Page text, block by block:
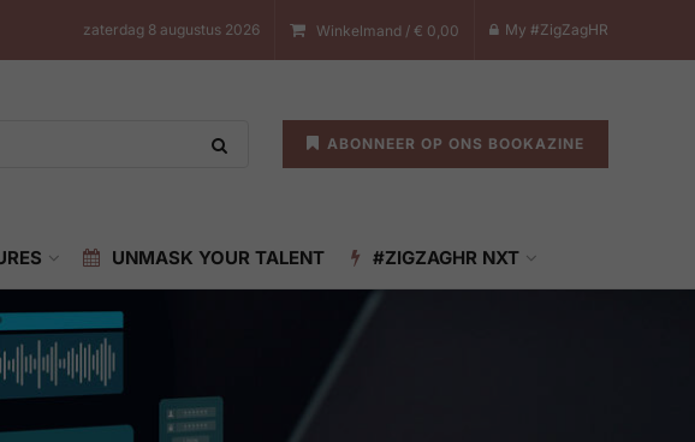
zaterdag 8 augustus 2026 Winkelmand / € 0,00 My #ZigZagHR
ABONNEER OP ONS BOOKAZINE
UNMASK YOUR TALENT #ZIGZAGHR NXT